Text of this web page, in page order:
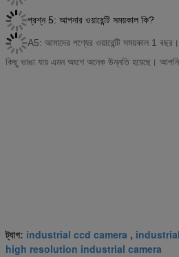
প্রশ্ন 5: আপনার ওয়ারেন্টি সময়কাল কি?
A5: আমাদের পণ্যের ওয়ারেন্টি সময়কাল 1
কিছু ভাঙা যায় এমন অংশে অনেক উন্নতি হয়েছে। আপনি
ট্যাগ: industrial ccd camera ,
high resolution industrial camera